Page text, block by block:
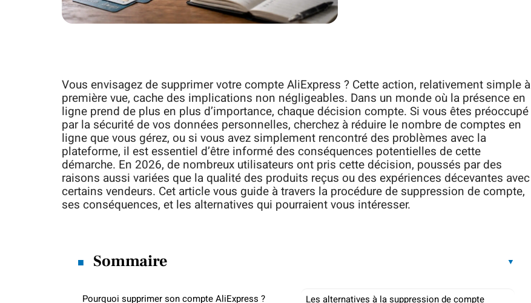
Vous envisagez de supprimer votre compte AliExpress ? Cette action, relativement simple à
première vue, cache des implications non négligeables. Dans un monde où la présence en
ligne prend de plus en plus d’importance, chaque décision compte. Si vous êtes préoccupé
par la sécurité de vos données personnelles, cherchez à réduire le nombre de comptes en
ligne que vous gérez, ou si vous avez simplement rencontré des problèmes avec la
plateforme, il est essentiel d’être informé des conséquences potentielles de cette
démarche. En 2026, de nombreux utilisateurs ont pris cette décision, poussés par des
raisons aussi variées que la qualité des produits reçus ou des expériences décevantes avec
certains vendeurs. Cet article vous guide à travers la procédure de suppression de compte,
ses conséquences, et les alternatives qui pourraient vous intéresser.
Sommaire
Pourquoi supprimer son compte AliExpress ?
Les alternatives à la suppression de compte